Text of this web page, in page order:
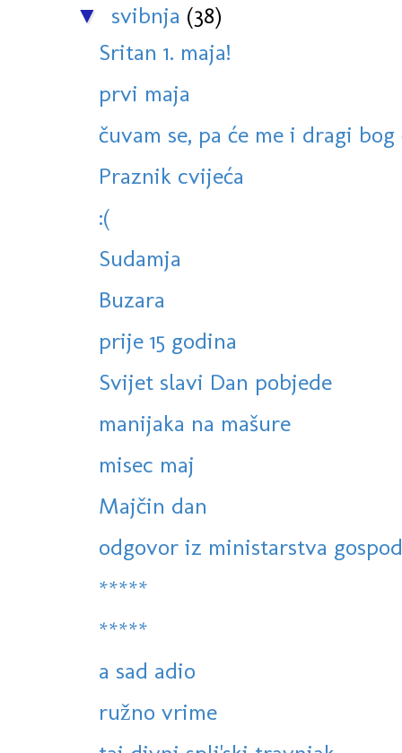
▼ svibnja (38)
Sritan 1. maja!
prvi maja
čuvam se, pa će me i dragi bog
Praznik cvijeća
:(
Sudamja
Buzara
prije 15 godina
Svijet slavi Dan pobjede
manijaka na mašure
misec maj
Majčin dan
odgovor iz ministarstva
*****
*****
a sad adio
ružno vrime